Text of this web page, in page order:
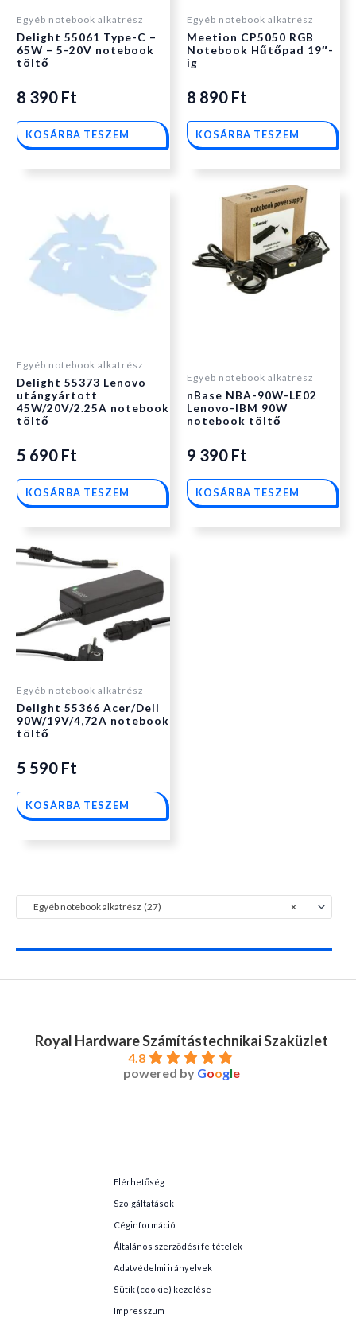
×
Egyéb notebook alkatrész (27)
Egyéb notebook alkatrész
Delight 55061 Type-C –
65W – 5-20V notebook
töltő
8 390 Ft
KOSÁRBA TESZEM
Egyéb notebook alkatrész
Meetion CP5050 RGB
Notebook Hűtőpad 19″-
ig
8 890 Ft
KOSÁRBA TESZEM
Egyéb notebook alkatrész
Delight 55373 Lenovo
utángyártott
45W/20V/2.25A notebook
töltő
5 690 Ft
KOSÁRBA TESZEM
Egyéb notebook alkatrész
nBase NBA-90W-LE02
Lenovo-IBM 90W
notebook töltő
9 390 Ft
KOSÁRBA TESZEM
Egyéb notebook alkatrész
Delight 55366 Acer/Dell
90W/19V/4,72A notebook
töltő
5 590 Ft
KOSÁRBA TESZEM
Royal Hardware Számítástechnikai Szaküzlet
4.8
powered by Google
Elérhetőség
Szolgáltatások
Céginformáció
Általános szerződési feltételek
Adatvédelmi irányelvek
Sütik (cookie) kezelése
Impresszum